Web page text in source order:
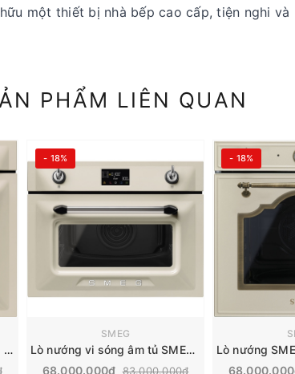
một thiết bị nhà bếp cao cấp, tiện nghi và
PHẨM LIÊN QUAN
Lò nướng kết hợp hấp SMEG Victoria | SOP6902S2PP
- 18%
SMEG
Lò nướng vi sóng âm tủ SMEG Victoria | SO4902M1
68.000.000₫ 83.000.000₫
- 18%